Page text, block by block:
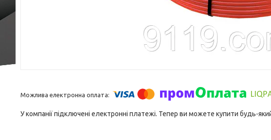
У компанії підключені електронні платежі. Тепер ви можете купити будь-